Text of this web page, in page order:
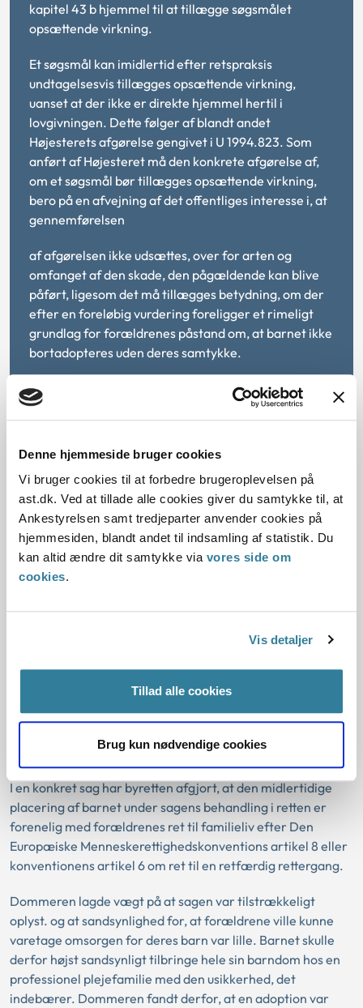
Denne hjemmeside bruger cookies
Vi bruger cookies til at forbedre brugeroplevelsen på
ast.dk. Ved at tillade alle cookies giver du samtykke til, at
Ankestyrelsen samt tredjeparter anvender cookies på
hjemmesiden, blandt andet til indsamling af statistik. Du
kan altid ændre dit samtykke via vores side om
cookies.
Vis detaljer
Tillad alle cookies
Brug kun nødvendige cookies
kapitel 43 b hjemmel til at tillægge søgsmålet
opsættende virkning.
Et søgsmål kan imidlertid efter retspraksis
undtagelsesvis tillægges opsættende virkning,
uanset at der ikke er direkte hjemmel hertil i
lovgivningen. Dette følger af blandt andet
Højesterets afgørelse gengivet i U 1994.823. Som
anført af Højesteret må den konkrete afgørelse af,
om et søgsmål bør tillægges opsættende virkning,
bero på en afvejning af det offentliges interesse i, at
gennemførelsen
af afgørelsen ikke udsættes, over for arten og
omfanget af den skade, den pågældende kan blive
påført, ligesom det må tillægges betydning, om der
efter en foreløbig vurdering foreligger et rimeligt
grundlag for forældrenes påstand om, at barnet ikke
bortadopteres uden deres samtykke.
De kommende adoptanter skal sikres
anonymitet
Da den midlertidige placering ikke er en anbringelse efter
serviceloven, er den kommende adoptivfamilie ikke en
plejefamilie. Det betyder, at den kommende adoptivfamilie
har ret til, at deres anonymitet i forhold til de biologiske
forældre opretholdes under den midlertidige placering.
hensyn i fremmedadoption, hvor den oprindelige slægt ikke
ved, hvem der adopterer deres barn. Det hensyn er også
kommende adoptanter.
Er der konflikt med
menneskerettighederne?
I en konkret sag har byretten afgjort, at den midlertidige
placering af barnet under sagens behandling i retten er
forenelig med forældrenes ret til familieliv efter Den
Europæiske Menneskerettighedskonventions artikel 8 eller
konventionens artikel 6 om ret til en retfærdig rettergang.
Dommeren lagde vægt på at sagen var tilstrækkeligt
oplyst. og at sandsynlighed for, at forældrene ville kunne
varetage omsorgen for deres barn var lille. Barnet skulle
derfor højst sandsynligt tilbringe hele sin barndom hos en
professionel plejefamilie med den usikkerhed, det
indebærer. Dommeren fandt derfor, at en adoption var